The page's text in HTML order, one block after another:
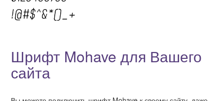
Шрифт Mohave для Вашего
сайта